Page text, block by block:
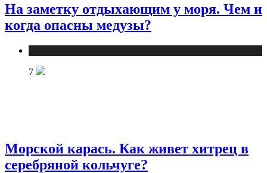
На заметку отдыхающим у моря. Чем и
когда опасны медузы?
7
Морской карась. Как живет хитрец в
серебряной кольчуге?